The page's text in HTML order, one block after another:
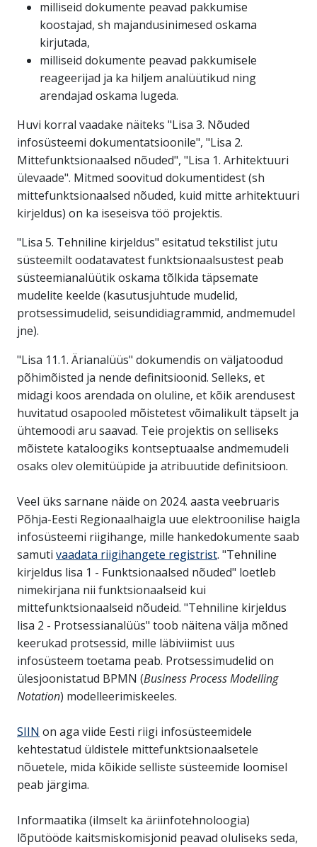
milliseid dokumente peavad pakkumise
koostajad, sh majandusinimesed oskama
kirjutada,
milliseid dokumente peavad pakkumisele
reageerijad ja ka hiljem analüütikud ning
arendajad oskama lugeda.
Huvi korral vaadake näiteks "Lisa 3. Nõuded
infosüsteemi dokumentatsioonile", "Lisa 2.
Mittefunktsionaalsed nõuded", "Lisa 1. Arhitektuuri
ülevaade". Mitmed soovitud dokumentidest (sh
mittefunktsionaalsed nõuded, kuid mitte arhitektuuri
kirjeldus) on ka iseseisva töö projektis.
"Lisa 5. Tehniline kirjeldus" esitatud tekstilist jutu
süsteemilt oodatavatest funktsionaalsustest peab
süsteemianalüütik oskama tõlkida täpsemate
mudelite keelde (kasutusjuhtude mudelid,
protsessimudelid, seisundidiagrammid, andmemudel
jne).
"Lisa 11.1. Ärianalüüs" dokumendis on väljatoodud
põhimõisted ja nende definitsioonid. Selleks, et
midagi koos arendada on oluline, et kõik arendusest
huvitatud osapooled mõistetest võimalikult täpselt ja
ühtemoodi aru saavad. Teie projektis on selliseks
mõistete kataloogiks kontseptuaalse andmemudeli
osaks olev olemitüüpide ja atribuutide definitsioon.
Veel üks sarnane näide on 2024. aasta veebruaris
Põhja-Eesti Regionaalhaigla uue elektroonilise haigla
infosüsteemi riigihange, mille hankedokumente saab
samuti vaadata riigihangete registrist. "Tehniline
kirjeldus lisa 1 - Funktsionaalsed nõuded" loetleb
nimekirjana nii funktsionaalseid kui
mittefunktsionaalseid nõudeid. "Tehniline kirjeldus
lisa 2 - Protsessianalüüs" toob näitena välja mõned
keerukad protsessid, mille läbiviimist uus
infosüsteem toetama peab. Protsessimudelid on
ülesjoonistatud BPMN (Business Process Modelling
Notation) modelleerimiskeeles.
SIIN on aga viide Eesti riigi infosüsteemidele
kehtestatud üldistele mittefunktsionaalsetele
nõuetele, mida kõikide selliste süsteemide loomisel
peab järgima.
Informaatika (ilmselt ka äriinfotehnoloogia)
lõputööde kaitsmiskomisjonid peavad oluliseks seda,